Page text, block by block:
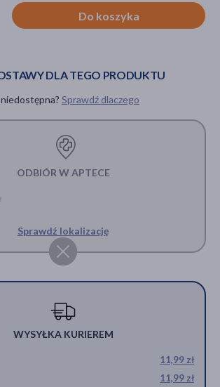
Do koszyka
DLA TEGO PRODUKTU
Sprawdź dlaczego
ODBIÓR W APTECE
Sprawdź lokalizację
WYSYŁKA KURIEREM
11,99 zł
11,99 zł